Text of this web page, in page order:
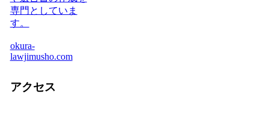
専門としていま
す。
okura-
lawjimusho.com
アクセス